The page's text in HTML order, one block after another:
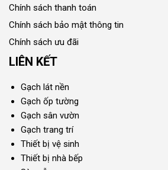
Chính sách thanh toán
Chính sách bảo mật thông tin
Chính sách ưu đãi
LIÊN KẾT
Gạch lát nền
Gạch ốp tường
Gạch sân vườn
Gạch trang trí
Thiết bị vệ sinh
Thiết bị nhà bếp